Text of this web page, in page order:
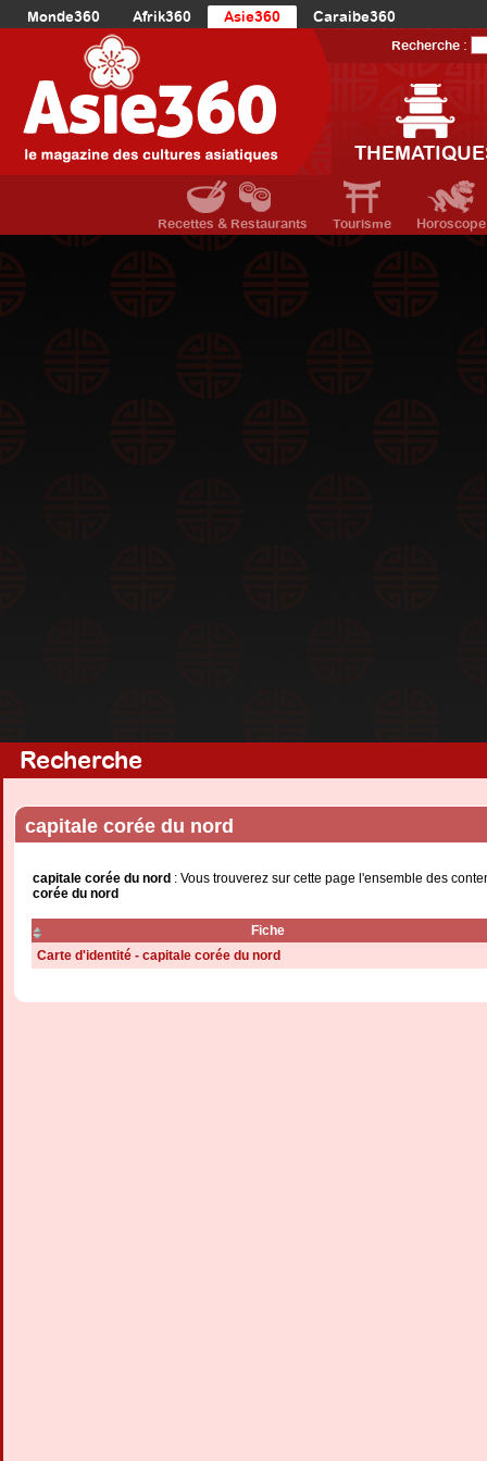
Monde360 Afrik360 Asie360
Caraibe360
Europe360
AmériqueDuNord360
Océanie360
Recherche :
Recettes & Restaurants Tourisme Horoscope
Recherche
capitale corée du nord
capitale corée du nord : Vous trouverez sur cette page l'ensemble des
corée du nord
Fiche
Carte d'identité - capitale corée du nord